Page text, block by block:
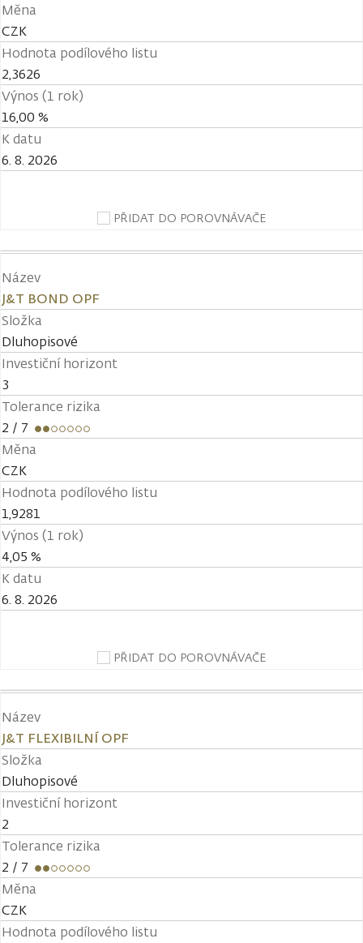
Měna
CZK
Hodnota podílového listu
2,3626
Výnos (1 rok)
16,00 %
K datu
6. 8. 2026
PŘIDAT DO POROVNÁVAČE
Název
J&T BOND OPF
Složka
Dluhopisové
Investiční horizont
3
Tolerance rizika
2 / 7
Měna
CZK
Hodnota podílového listu
1,9281
Výnos (1 rok)
4,05 %
K datu
6. 8. 2026
PŘIDAT DO POROVNÁVAČE
Název
J&T FLEXIBILNÍ OPF
Složka
Dluhopisové
Investiční horizont
2
Tolerance rizika
2 / 7
Měna
CZK
Hodnota podílového listu